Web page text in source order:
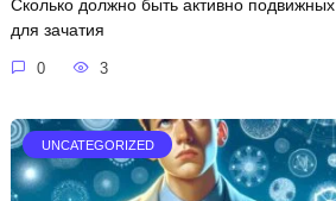
Сколько должно быть активно подвижных
для зачатия
0 3
UNCATEGORIZED